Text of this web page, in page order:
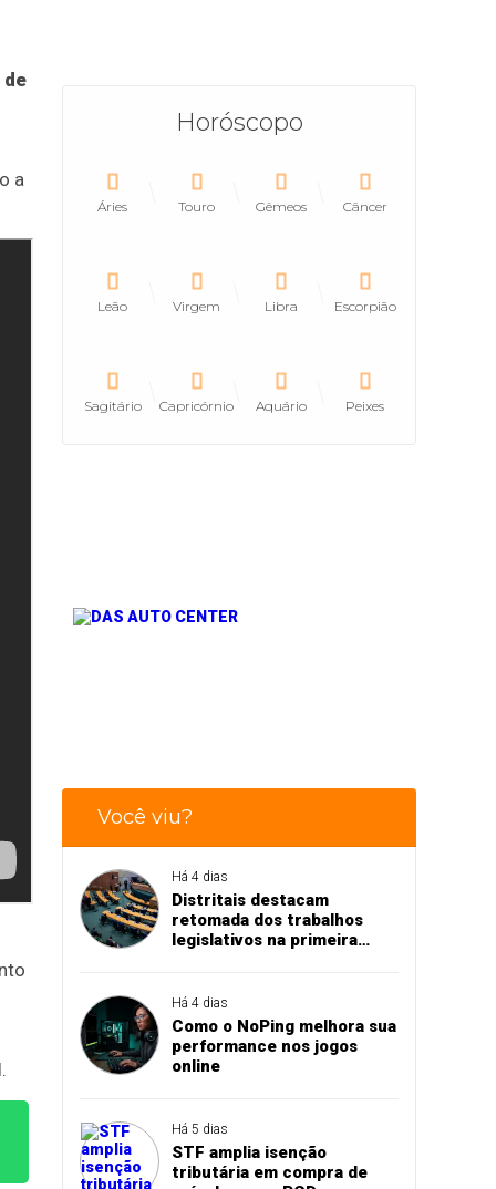
de
a
Horóscopo
Áries Touro Gêmeos Câncer
Leão Virgem Libra Escorpião
Sagitário Capricórnio Aquário Peixes
Você viu?
Há 4 dias
Distritais destacam
retomada dos trabalhos
legislativos na primeira
Há 4 dias
Como o NoPing melhora sua
performance nos jogos
online
Há 5 dias
STF amplia isenção
tributária em compra de